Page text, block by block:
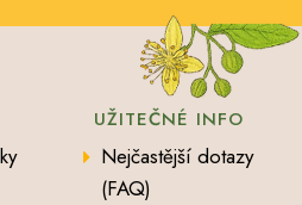
UŽITEČNÉ INFO
Nejčastější dotazy
(FAQ)